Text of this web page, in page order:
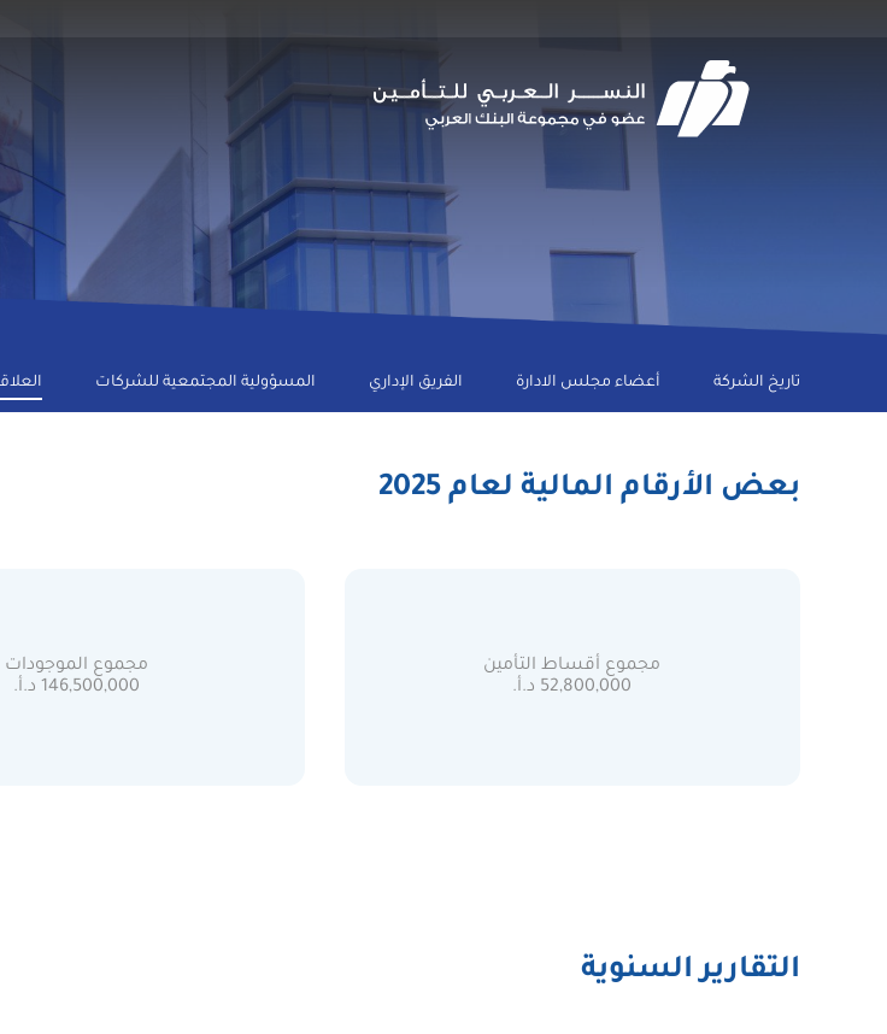
navigation
تاريخ الشركة أعضاء مجلس الادارة الفريق الإداري المسؤولية المجتمعية للشركات
بعض الأرقام المالية لعام 2025
مجموع أقساط التأمين
52,800,000 د.أ.
مجموع الموجودات
146,500,000 د.أ.
التقارير السنوية